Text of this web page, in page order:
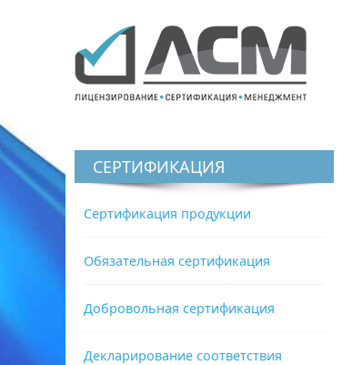
СЕРТИФИКАЦИЯ
Сертификация продукции
Обязательная сертификация
Добровольная сертификация
Декларирование соответствия